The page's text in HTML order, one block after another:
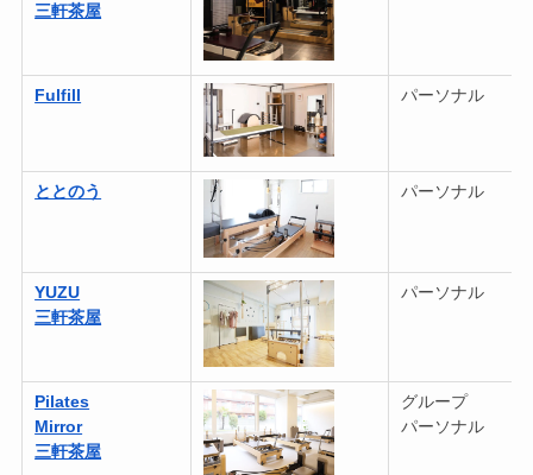
三軒茶屋
Fulfill パーソナル
ととのう パーソナル
YUZU
三軒茶屋
パーソナル
Pilates
Mirror
三軒茶屋
グループ
パーソナル